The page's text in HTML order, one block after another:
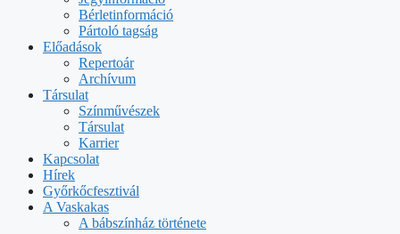
Bérletinformáció
Pártoló tagság
Előadások
Repertoár
Archívum
Társulat
Színművészek
Társulat
Karrier
Kapcsolat
Hírek
Győrkőcfesztivál
A Vaskakas
A bábszínház története